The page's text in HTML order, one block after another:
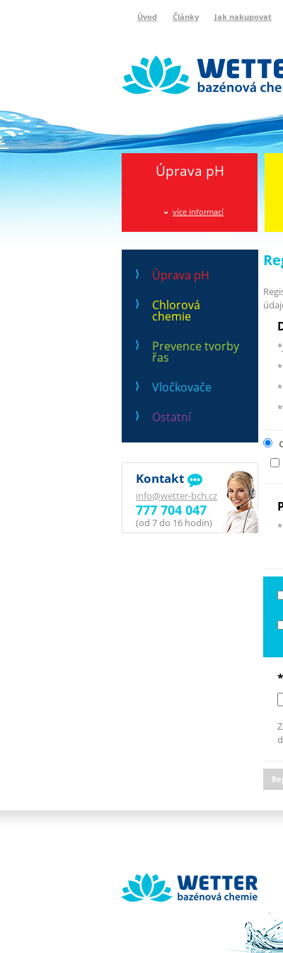
Úvod Články Jak nakupovat
Úprava pH
více informací
Úprava pH
Chlorová
chemie
Prevence tvorby
řas
Vločkovače
Ostatní
Kontakt
info@wetter-bch.cz
777 704 047
(od 7 do 16 hodin)